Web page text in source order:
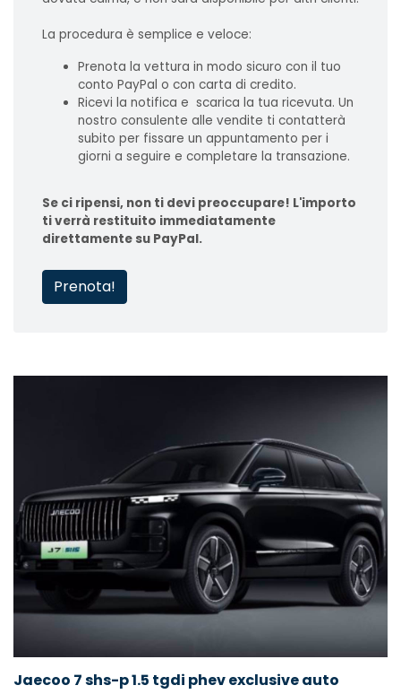
La procedura è semplice e veloce:
Prenota la vettura in modo sicuro con il tuo
conto PayPal o con carta di credito.
Ricevi la notifica e scarica la tua ricevuta. Un
nostro consulente alle vendite ti contatterà
subito per fissare un appuntamento per i
giorni a seguire e completare la transazione.
Se ci ripensi, non ti devi preoccupare! L'importo
ti verrà restituito immediatamente
direttamente su PayPal.
Prenota!
Jaecoo 7 shs-p 1.5 tgdi phev exclusive auto